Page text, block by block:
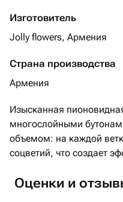
Изготовитель
Jolly flowers, Армения
Страна производства
Армения
Изысканная
многослойными
объемом: на каждой
соцветий, что создает
Оценки и